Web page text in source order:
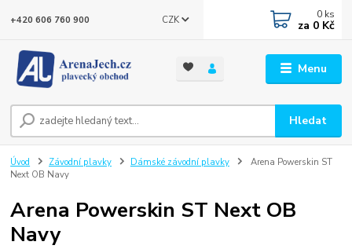
Menu
CZK
Hledat
+420 606 760 900 0 ks
za 0 Kč
Úvod Závodní plavky Dámské závodní plavky
Arena Powerskin ST
Next OB Navy
Arena Powerskin ST Next OB
Navy